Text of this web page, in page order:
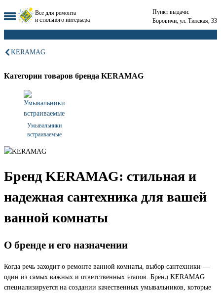
Все для ремонта
и стильного интерьера
Пункт выдачи:
Боровичи, ул. Тинская, 33
KERAMAG
Категории товаров бренда KERAMAG
Умывальники
встраиваемые
Бренд KERAMAG: стильная и
надежная сантехника для вашей
ванной комнаты
О бренде и его назначении
Когда речь заходит о ремонте ванной комнаты, выбор сантехники —
один из самых важных и ответственных этапов. Бренд KERAMAG
специализируется на создании качественных умывальников, которые